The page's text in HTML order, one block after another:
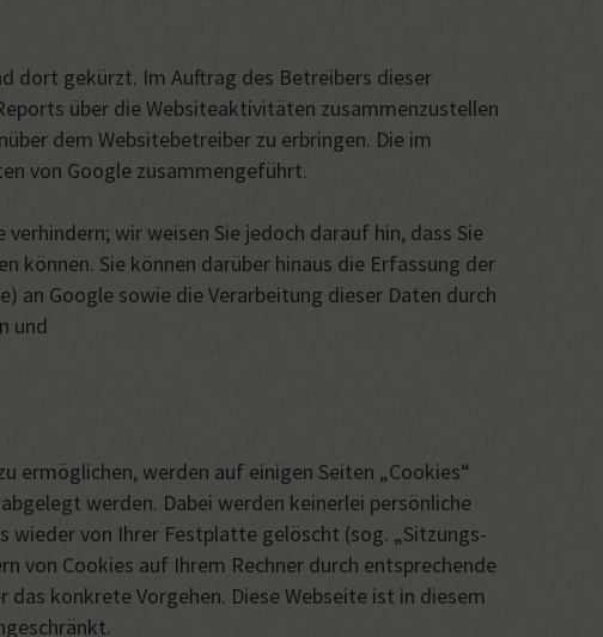
dort gekürzt. Im Auftrag des Betreibers dieser
über die Websiteaktivitäten zusammenzustellen
dem Websitebetreiber zu erbringen. Die im
von Google zusammengeführt.
wir weisen Sie jedoch darauf hin, dass Sie
können. Sie können darüber hinaus die Erfassung der
an Google sowie die Verarbeitung dieser Daten durch
und
werden auf einigen Seiten „Cookies“
werden. Dabei werden keinerlei persönliche
wieder von Ihrer Festplatte gelöscht (sog. „Sitzungs-
von Cookies auf Ihrem Rechner durch entsprechende
konkrete Vorgehen. Diese Webseite ist in diesem